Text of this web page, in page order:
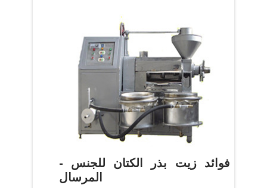
فوائد زيت بذر الكتان للجنس -
المرسال